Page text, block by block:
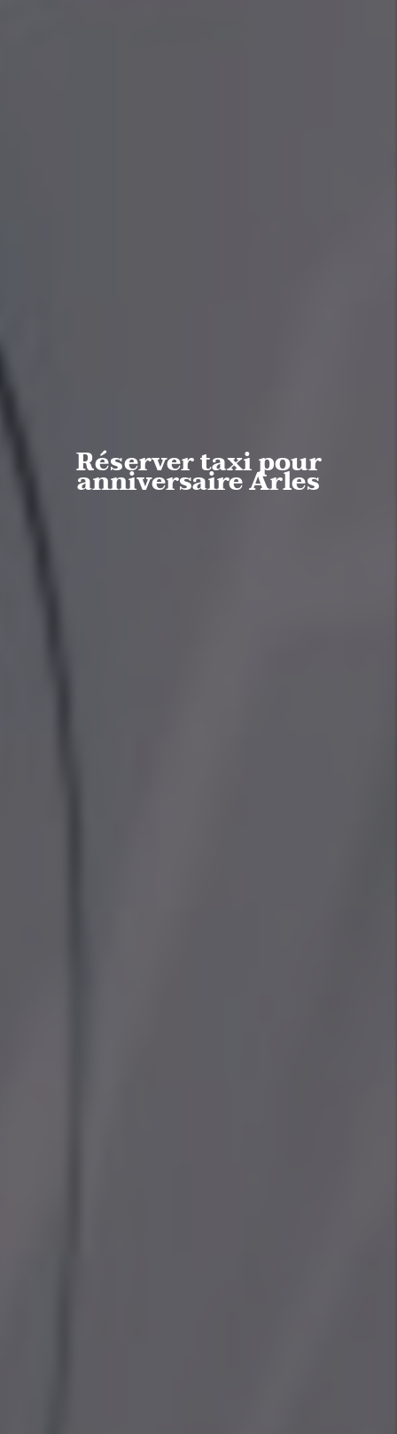
Réserver taxi pour
anniversaire Arles